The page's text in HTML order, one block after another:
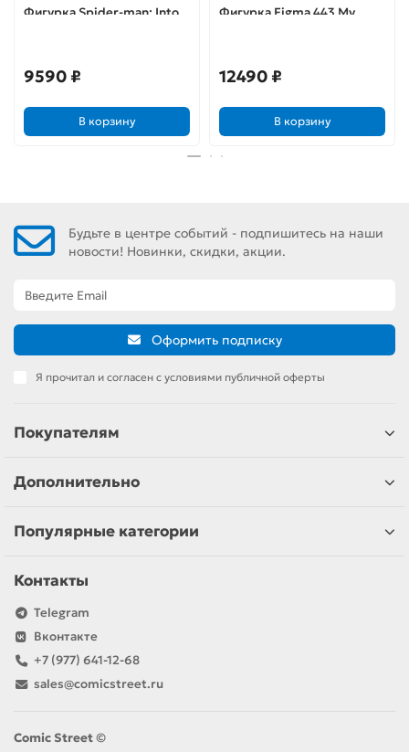
Фигурка Spider-man: Into
9590 ₽
В корзину
Фигурка Figma 443 My
12490 ₽
В корзину
Будьте в центре событий - подпишитесь на наши
новости! Новинки, скидки, акции.
Оформить подписку
Я прочитал и согласен с условиями публичной оферты
Покупателям
Дополнительно
Популярные категории
Контакты
Telegram
Вконтакте
+7 (977) 641-12-68
sales@comicstreet.ru
Comic Street ©